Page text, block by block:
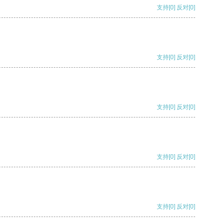
支持[0] 反对[0]
支持[0] 反对[0]
支持[0] 反对[0]
支持[0] 反对[0]
支持[0] 反对[0]